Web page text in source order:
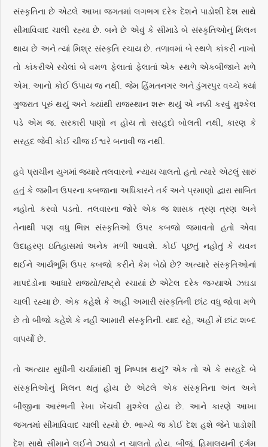
સંસ્કૃતિના છે એટલે આખા જગતમાં લગભગ દરેક દેશને પાડોશી દેશ સાથે
સીમાવિવાદ ચાલી રહ્યા છે. બને છે એવું કે સીમાડે બે સંસ્કૃતિઓનું મિલન
થાય છે અને ત્યાં મિશ્ર સંસ્કૃતિ રચાય છે. તળાવમાં બે સ્થળે કાંકરી નાખો
તો કાંકરીએ રચેલાં બે વમળ ફેલાતાં ફેલાતાં એક સ્થળે એકબીજાને મળે
એમ. આનો કોઈ ઉપાય જ નથી. જેમ હિંમતનગર અને ડુંગરપુર વચ્ચે ક્યાં
ગુજરાત પૂરું થયું અને ક્યાંથી રાજસ્થાન શરૂ થયું એ નક્કી કરવું મુશ્કેલ
પડે એમ જ. સરકારી પાણો ન હોય તો સરહદો બોલતી નથી, કારણ કે
સરહદ જેવી કોઈ ચીજ ઈશ્વરે બનાવી જ નથી.
હવે પ્રાચીન યુગમાં જ્યારે તલવારનો ન્યાય ચાલતો હતો ત્યારે એટલું સારું
હતું કે જમીન ઉપરના કબજાના અધિકારને તર્ક અને પ્રમાણો દ્વારા સાબિત
નહોતો કરવો પડતો. તલવારના જોરે એક જ શાસક ત્રણ ત્રણ અને
તેનાથી પણ વધુ ભિન્ન સંસ્કૃતિઓ ઉપર કબજો જમાવતો હતો એવા
ઉદાહરણ ઇતિહાસમાં અનેક મળી આવશે. કોઈ પૂછતું નહોતું કે યવન
થઈને આર્યભૂમિ ઉપર કબજો કરીને કેમ બેઠો છે? અત્યારે સંસ્કૃતિઓનાં
માપદંડોના આધારે રાજ્યો/રાષ્ટ્રો રચાયાં છે એટેલ દરેક જગ્યાએ ઝઘડા
ચાલી રહ્યા છે. એક કહેશે કે અહીં અમારી સંસ્કૃતિની છાંટ વધુ જોવા મળે
છે તો બીજો કહેશે કે નહીં આમારી સંસ્કૃતિની. યાદ રહે, અહીં મેં છાંટ શબ્દ
વાપર્યો છે.
તો અત્યાર સુધીની ચર્ચામાંથી શું નિષ્પન્ન થયું? એક તો એ કે સરહદે બે
સંસ્કૃતિઓનું મિલન થતું હોય છે એટલે એક સંસ્કૃતિના અંત અને
બીજીના આરંભની રેખા ખેંચવી મુશ્કેલ હોય છે. આને કારણે આખા
જગતમાં સીમાવિવાદ ચાલી રહ્યો છે. ભાગ્યે જ કોઈ દેશ હશે જેને પાડોશી
દેશ સાથે સીમાને લઈને ઝઘડો ન ચાલતો હોય. બીજું, હિમાલયની દુર્ગમ